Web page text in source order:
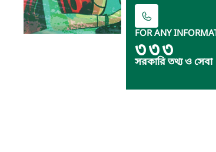
FOR ANY
৩৩৩
সরকারি তথ্য ও সেবা